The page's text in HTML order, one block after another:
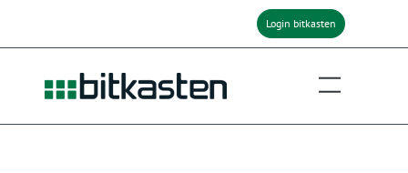
springen
Login bitkasten